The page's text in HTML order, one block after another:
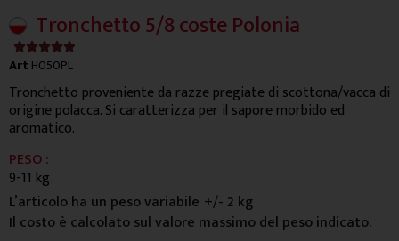
Tronchetto 5/8 coste Polonia

Art H050PL
Tronchetto proveniente da razze pregiate di scottona/vacca di
origine polacca. Si caratterizza per il sapore morbido ed
aromatico.
PESO :
9-11 kg
L’articolo ha un peso variabile +/- 2 kg
Il costo è calcolato sul valore massimo del peso indicato.